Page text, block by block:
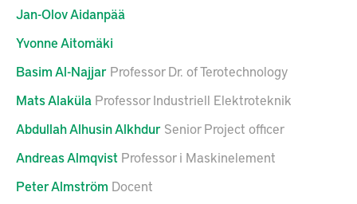
Jan-OlovAidanpää
YvonneAitomäki
BasimAl-Najjar Professor Dr. of Terotechnology
MatsAlaküla Professor Industriell Elektroteknik
AbdullahAlhusin Alkhdur Senior Project officer
AndreasAlmqvist Professor i Maskinelement
PeterAlmström Docent